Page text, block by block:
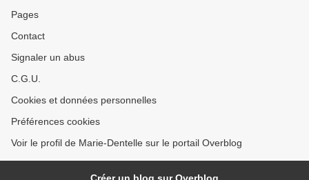
Pages
Contact
Signaler un abus
C.G.U.
Cookies et données personnelles
Préférences cookies
Voir le profil de Marie-Dentelle sur le portail Overblog